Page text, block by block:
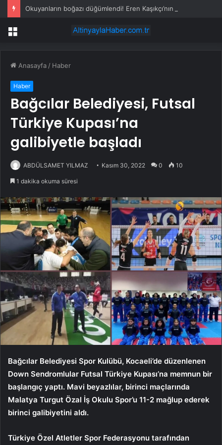
Menü
Anasayfa / Haber
Haber
Bağcılar Belediyesi, Futsal
Türkiye Kupası’na
galibiyetle başladı
ABDÜLSAMET YILMAZ Kasım 30, 2022 0 10
1 dakika okuma süresi
Bağcılar Belediyesi Spor Kulübü, Kocaeli’de düzenlenen
Down Sendromlular Futsal Türkiye Kupası’na memnun bir
başlangıç yaptı. Mavi beyazlılar, birinci maçlarında
Malatya Turgut Özal İş Okulu Spor’u 11-2 mağlup ederek
birinci galibiyetini aldı.
Türkiye Özel Atletler Spor Federasyonu tarafından